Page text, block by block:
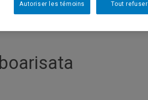
Tout refuser
Autoriser les témoins